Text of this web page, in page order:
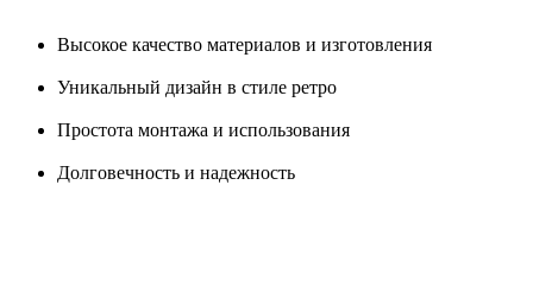
Высокое качество материалов и изготовления
Уникальный дизайн в стиле ретро
Простота монтажа и использования
Долговечность и надежность